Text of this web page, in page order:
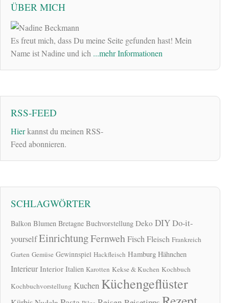
ÜBER MICH
Es freut mich, dass Du meine Seite gefunden hast! Mein
Name ist Nadine und ich ...mehr Informationen
RSS-FEED
Hierkannst du meinen RSS-
Feed abonnieren.
SCHLAGWÖRTER
Balkon Blumen Bretagne Buchvorstellung Deko DIYDo-it-
yourselfEinrichtungFernwehFischFleisch Frankreich
Garten Gemüse Gewinnspiel Hackfleisch Hamburg Hähnchen
Interieur Interior Italien Karotten Kekse & Kuchen Kochbuch
Kochbuchvorstellung Kuchen Küchengeflüster